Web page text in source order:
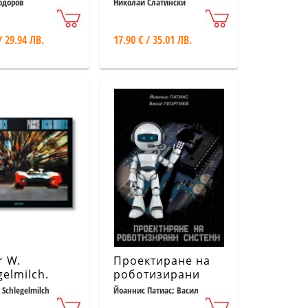
29.94 ЛВ. 17.90 € / 35.01 ЛВ.
W.
Racing
Проектиране на
роботизирани
системи
Йоаннис Патиас; Васил